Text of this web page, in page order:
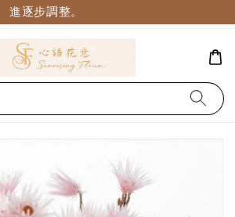
進逐步調整。